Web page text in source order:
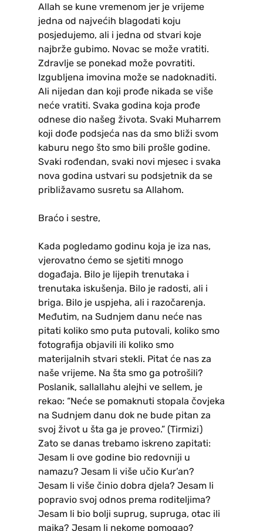
Allah se kune vremenom jer je vrijeme
jedna od najvećih blagodati koju
posjedujemo, ali i jedna od stvari koje
najbrže gubimo. Novac se može vratiti.
Zdravlje se ponekad može povratiti.
Izgubljena imovina može se nadoknaditi.
Ali nijedan dan koji prođe nikada se više
neće vratiti. Svaka godina koja prođe
odnese dio našeg života. Svaki Muharrem
koji dođe podsjeća nas da smo bliži svom
kaburu nego što smo bili prošle godine.
Svaki rođendan, svaki novi mjesec i svaka
nova godina ustvari su podsjetnik da se
približavamo susretu sa Allahom.
Braćo i sestre,
Kada pogledamo godinu koja je iza nas,
vjerovatno ćemo se sjetiti mnogo
događaja. Bilo je lijepih trenutaka i
trenutaka iskušenja. Bilo je radosti, ali i
briga. Bilo je uspjeha, ali i razočarenja.
Međutim, na Sudnjem danu neće nas
pitati koliko smo puta putovali, koliko smo
fotografija objavili ili koliko smo
materijalnih stvari stekli. Pitat će nas za
naše vrijeme. Na šta smo ga potrošili?
Poslanik, sallallahu alejhi ve sellem, je
rekao: “Neće se pomaknuti stopala čovjeka
na Sudnjem danu dok ne bude pitan za
svoj život u šta ga je proveo.” (Tirmizi)
Zato se danas trebamo iskreno zapitati:
Jesam li ove godine bio redovniji u
namazu? Jesam li više učio Kur’an?
Jesam li više činio dobra djela? Jesam li
popravio svoj odnos prema roditeljima?
Jesam li bio bolji suprug, supruga, otac ili
majka? Jesam li nekome pomogao?